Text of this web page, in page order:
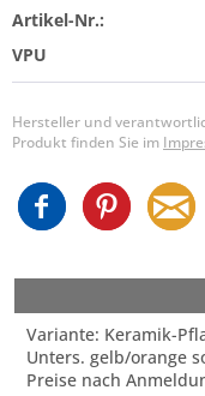
Artikel-Nr.:
VPU
Hersteller und
Produkt finden Sie im
Variante: Keramik-
Unters. gelb/orange
Preise nach